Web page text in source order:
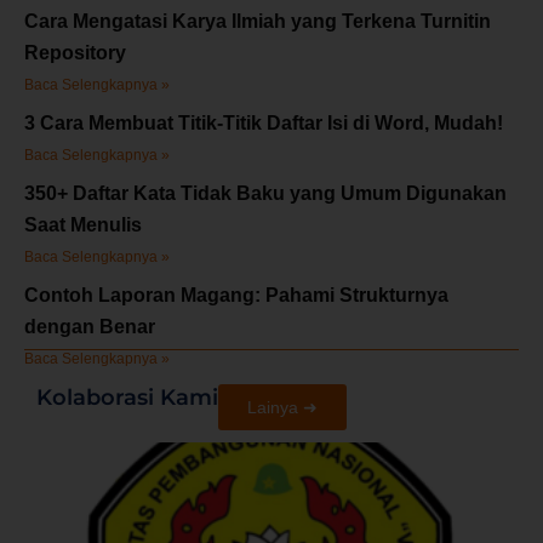
Cara Mengatasi Karya Ilmiah yang Terkena Turnitin
Repository
Baca Selengkapnya »
3 Cara Membuat Titik-Titik Daftar Isi di Word, Mudah!
Baca Selengkapnya »
350+ Daftar Kata Tidak Baku yang Umum Digunakan
Saat Menulis
Baca Selengkapnya »
Contoh Laporan Magang: Pahami Strukturnya
dengan Benar
Baca Selengkapnya »
Kolaborasi Kami Lainya ➜